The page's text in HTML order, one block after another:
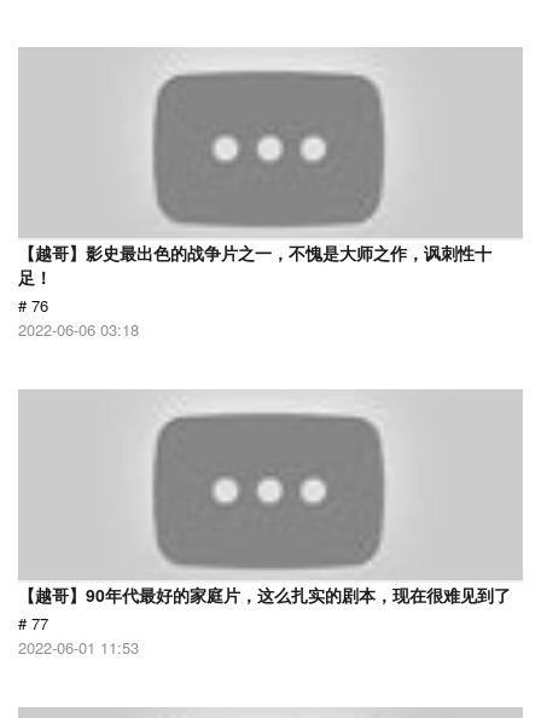
【越哥】影史最出色的战争片之一，不愧是大师之作，讽刺性十
足！
# 76
2022-06-06 03:18
【越哥】90年代最好的家庭片，这么扎实的剧本，现在很难见到了
# 77
2022-06-01 11:53